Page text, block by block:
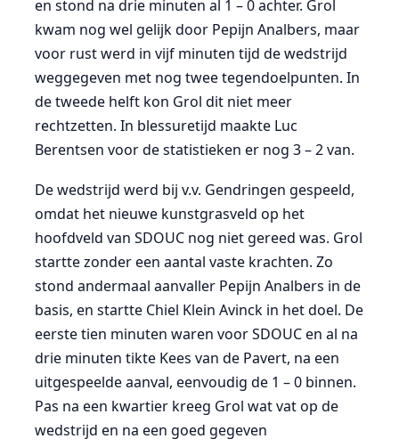
en stond na drie minuten al 1 – 0 achter. Grol
kwam nog wel gelijk door Pepijn Analbers, maar
voor rust werd in vijf minuten tijd de wedstrijd
weggegeven met nog twee tegendoelpunten. In
de tweede helft kon Grol dit niet meer
rechtzetten. In blessuretijd maakte Luc
Berentsen voor de statistieken er nog 3 – 2 van.
De wedstrijd werd bij v.v. Gendringen gespeeld,
omdat het nieuwe kunstgrasveld op het
hoofdveld van SDOUC nog niet gereed was. Grol
startte zonder een aantal vaste krachten. Zo
stond andermaal aanvaller Pepijn Analbers in de
basis, en startte Chiel Klein Avinck in het doel. De
eerste tien minuten waren voor SDOUC en al na
drie minuten tikte Kees van de Pavert, na een
uitgespeelde aanval, eenvoudig de 1 – 0 binnen.
Pas na een kwartier kreeg Grol wat vat op de
wedstrijd en na een goed gegeven